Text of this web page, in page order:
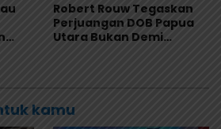
Robert Rouw Tegaskan
Perjuangan DOB Papua
Utara Bukan Demi
kamu